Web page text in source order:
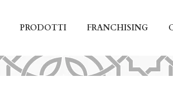
PRODOTTI FRANCHISING